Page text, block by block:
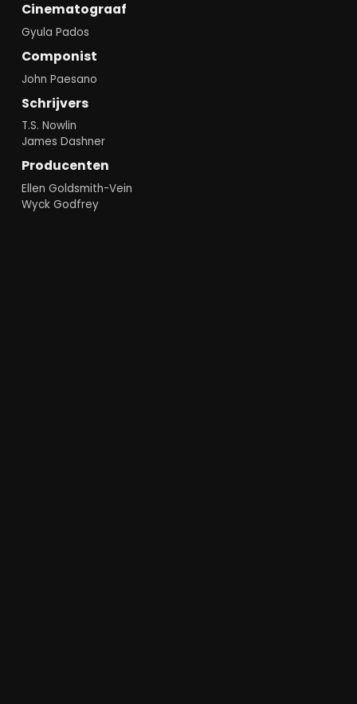
Cinematograaf
Gyula Pados
Componist
John Paesano
Schrijvers
T.S. Nowlin
James Dashner
Producenten
Ellen Goldsmith-Vein
Wyck Godfrey